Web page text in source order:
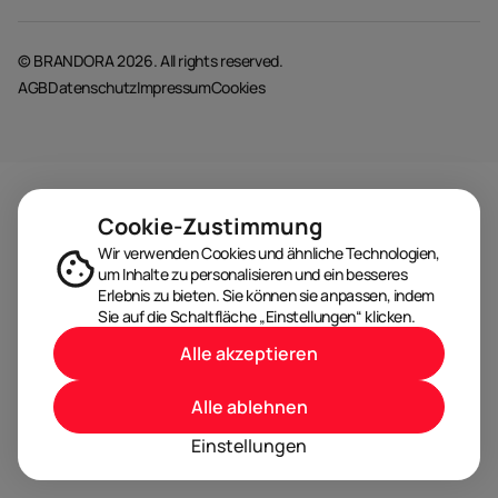
© BRANDORA 2026. All rights reserved.
AGBDatenschutzImpressumCookies
Cookie-Zustimmung
Wir verwenden Cookies und ähnliche Technologien,
um Inhalte zu personalisieren und ein besseres
Erlebnis zu bieten. Sie können sie anpassen, indem
Sie auf die Schaltfläche „Einstellungen“ klicken.
Einstellungen
Alle ablehnen
Alle akzeptieren